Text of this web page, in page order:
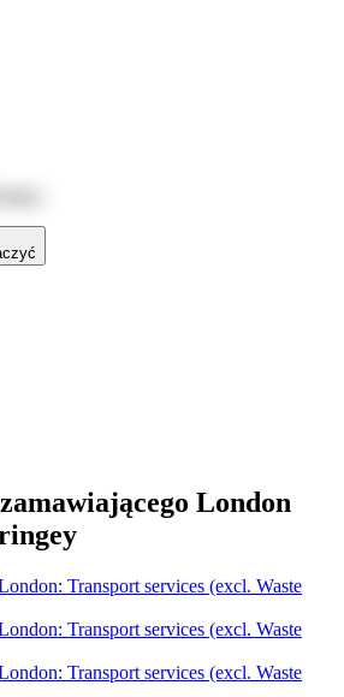
London
Transport services (excl. Waste
Transport services (excl. Waste
Transport services (excl. Waste